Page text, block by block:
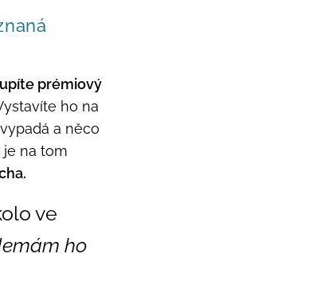
prémiový
ho na
a něco
je na tom
ve
ho